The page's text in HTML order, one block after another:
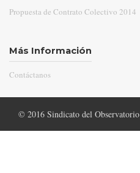
Propuesta de Contrato Colectivo 2014
Más Información
Contáctanos
© 2016 Sindicato del Observatorio